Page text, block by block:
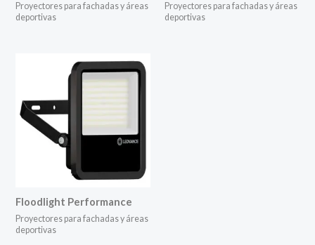
Proyectores para fachadas y áreas
deportivas
Proyectores para fachadas y áreas
deportivas
Floodlight Performance
Proyectores para fachadas y áreas
deportivas